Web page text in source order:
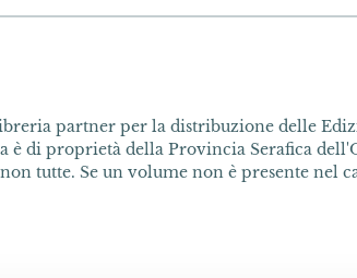
partner per la distribuzione delle
è di proprietà della Provincia Serafica
tutte. Se un volume non è presente nel